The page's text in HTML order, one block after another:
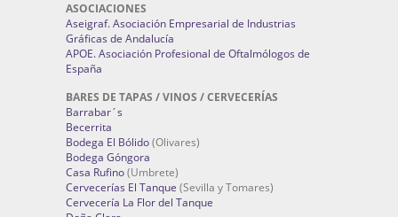
ASOCIACIONES
Aseigraf. Asociación Empresarial de Industrias
Gráficas de Andalucía
APOE. Asociación Profesional de Oftalmólogos de
España
BARES DE TAPAS / VINOS / CERVECERÍAS
Barrabar´s
Becerrita
Bodega El Bólido(Olivares)
Bodega Góngora
Casa Rufino(Umbrete)
Cervecerías El Tanque (Sevilla y Tomares)
Cervecería La Flor del Tanque